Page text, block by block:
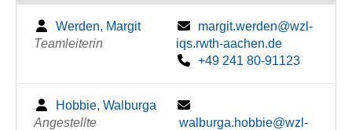
Werden, Margit
Teamleiterin
margit.werden@wzl-
iqs.rwth-aachen.de
+49 241 80-91123
Hobbie, Walburga
Angestellte
walburga.hobbie@wzl-